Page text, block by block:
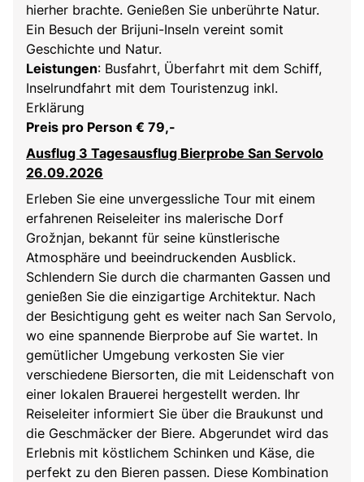
hierher brachte. Genießen Sie unberührte Natur.
Ein Besuch der Brijuni-Inseln vereint somit
Geschichte und Natur.
Leistungen: Busfahrt, Überfahrt mit dem Schiff,
Inselrundfahrt mit dem Touristenzug inkl.
Erklärung
Preis pro Person € 79,-
Ausflug 3 Tagesausflug Bierprobe San Servolo
26.09.2026
Erleben Sie eine unvergessliche Tour mit einem
erfahrenen Reiseleiter ins malerische Dorf
Grožnjan, bekannt für seine künstlerische
Atmosphäre und beeindruckenden Ausblick.
Schlendern Sie durch die charmanten Gassen und
genießen Sie die einzigartige Architektur. Nach
der Besichtigung geht es weiter nach San Servolo,
wo eine spannende Bierprobe auf Sie wartet. In
gemütlicher Umgebung verkosten Sie vier
verschiedene Biersorten, die mit Leidenschaft von
einer lokalen Brauerei hergestellt werden. Ihr
Reiseleiter informiert Sie über die Braukunst und
die Geschmäcker der Biere. Abgerundet wird das
Erlebnis mit köstlichem Schinken und Käse, die
perfekt zu den Bieren passen. Diese Kombination